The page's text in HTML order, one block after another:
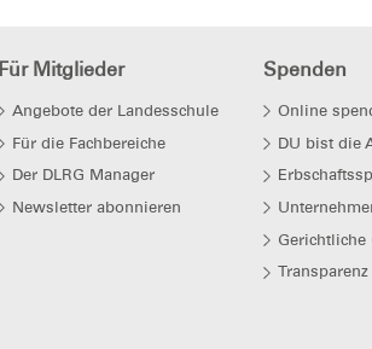
Für Mitglieder
Angebote der Landesschule
Für die Fachbereiche
Der DLRG Manager
Newsletter abonnieren
Spenden
Online
DU bist die
Gerichtliche